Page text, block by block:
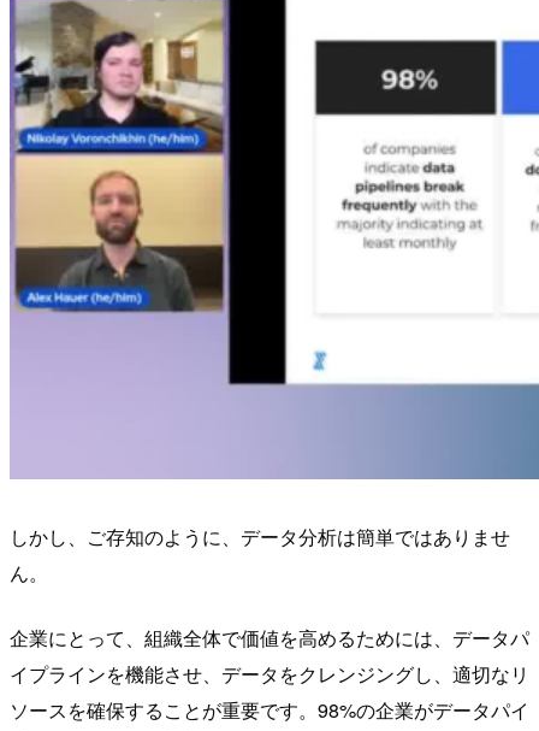
しかし、ご存知のように、データ分析は簡単ではありませ
ん。
企業にとって、組織全体で価値を高めるためには、データパ
イプラインを機能させ、データをクレンジングし、適切なリ
ソースを確保することが重要です。98%の企業がデータパイ